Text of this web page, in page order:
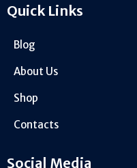
Quick Links
Blog
About Us
Shop
Contacts
Social Media